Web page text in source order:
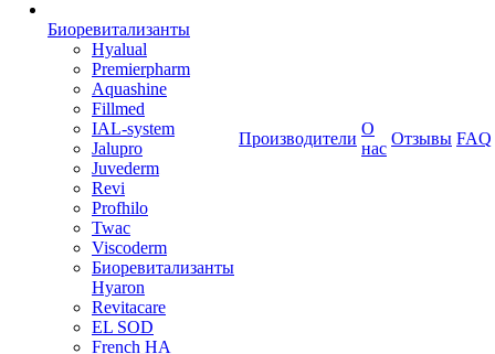
Биоревитализанты
Hyalual
Premierpharm
Aquashine
Fillmed
IAL-system
Jalupro
Juvederm
Revi
Profhilo
Twac
Viscoderm
Биоревитализанты
Hyaron
Revitacare
EL SOD
French HA
Производители
О
нас
Отзывы FAQ